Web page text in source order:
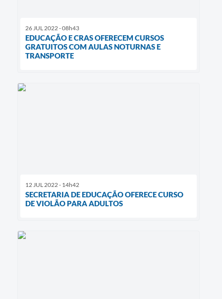
26 JUL 2022 - 08h43
EDUCAÇÃO E CRAS OFERECEM CURSOS
GRATUITOS COM AULAS NOTURNAS E
TRANSPORTE
12 JUL 2022 - 14h42
SECRETARIA DE EDUCAÇÃO OFERECE CURSO
DE VIOLÃO PARA ADULTOS